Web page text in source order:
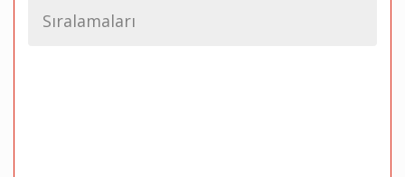
Sıralamaları